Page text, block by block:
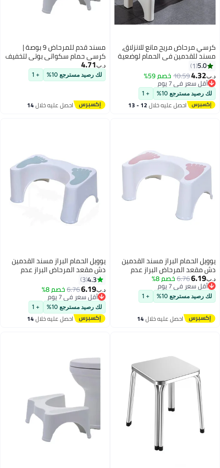
كرسي مرحاض مريح مانع للانزلاق،
مسند للقدمين في الحمام لوضعية
القرفصاء الطبيعية، متين وسهل
التنظيف، 40 × 21 × 17 سم
5.0
1
د.ب‏4.32
10.59خصم 59%
أقل سعر في 7 يوم
أقل سعر في 7 يوم
لك رصيد مسترجع 10% + 1
احصل عليه خلال 12 - 13
اغسطس
مسند قدم للمرحاض 9 بوصة |
كرسي حمام سكواتي بوتي لتخفيف
الإمساك والحفاظ على وضعية صحية
| كرسي مرحاض سكواتي مانع
للانزلاق - الإمارات العربية المتحدة
د.ب‏4.71
لك رصيد مسترجع 10% + 1
احصل عليه خلال14
اغسطس
يوويل الحمام البراز مسند القدمين
دش مقعد المرحاض البراز عدم
الانزلاق الحمام البراز الوردي /
الأبيض
د.ب‏6.19
6.76خصم 8%
أقل سعر في 7 يوم
أقل سعر في 7 يوم
لك رصيد مسترجع 10% + 1
احصل عليه خلال14
يوويل الحمام البراز مسند القدمين
دش مقعد المرحاض البراز عدم
الانزلاق الحمام البراز الأزرق / الأبيض
4.3
3
د.ب‏6.19
6.76خصم 8%
أقل سعر في 7 يوم
أقل سعر في 7 يوم
لك رصيد مسترجع 10% + 1
احصل عليه خلال14